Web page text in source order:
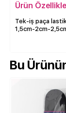
Ürün
Tek-iş paça
1,5cm-2cm-
Bu